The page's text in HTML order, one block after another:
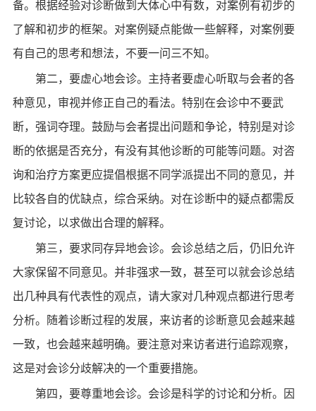
备。根据经验对诊断做到大体心中有数，对案例有初步的
了解和初步的框架。对案例疑点能做一些解释，对案例要
有自己的思考和想法，不要一问三不知。
第二，要虚心地会诊。主持者要虚心听取与会者的各
种意见，审视并修正自己的看法。特别在会诊中不要武
断，强词夺理。鼓励与会者提出问题和争论，特别是对诊
断的依据是否充分，有没有其他诊断的可能等问题。对咨
询和治疗方案更应提倡根据不同学派提出不同的意见，并
比较各自的优缺点，综合采纳。对在诊断中的疑点都需反
复讨论，以求做出合理的解释。
第三，要求同存异地会诊。会诊总结之后，仍旧允许
大家保留不同意见。并非强求一致，甚至可以就会诊总结
出几种具有代表性的观点，请大家对几种观点都进行思考
分析。随着诊断过程的发展，来访者的诊断意见会越来越
一致，也会越来越明确。要注意对来访者进行追踪观察，
这是对会诊分歧解决的一个重要措施。
第四，要尊重地会诊。会诊是科学的讨论和分析。因